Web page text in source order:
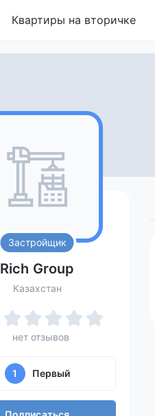
Квартиры на вторичке
Застройщик
Rich Group
Казахстан
нет отзывов
1 Первый